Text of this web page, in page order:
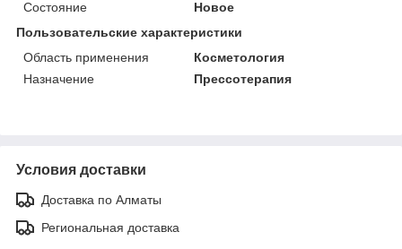
Состояние
Новое
Пользовательские характеристики
Область применения
Косметология
Назначение
Прессотерапия
Условия доставки
Доставка по Алматы
Региональная доставка